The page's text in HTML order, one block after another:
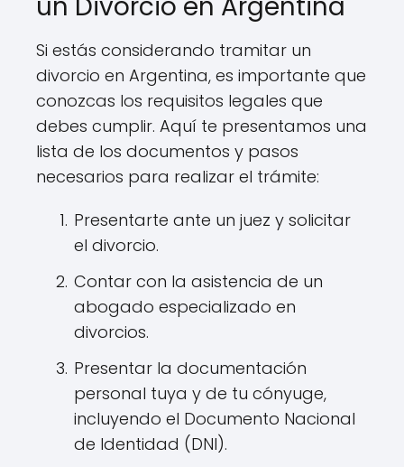
Si estás considerando tramitar un
divorcio en Argentina, es importante que
conozcas los requisitos legales que
debes cumplir. Aquí te presentamos una
lista de los documentos y pasos
necesarios para realizar el trámite:
Presentarte ante un juez y solicitar
el divorcio.
Contar con la asistencia de un
abogado especializado en
divorcios.
Presentar la documentación
personal tuya y de tu cónyuge,
incluyendo el Documento Nacional
de Identidad (DNI).